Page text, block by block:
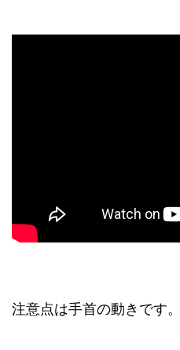
注意点は手首の動きです。